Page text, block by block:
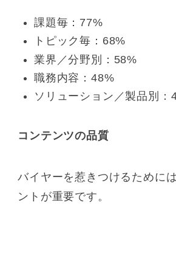
課題毎：77%
トピック毎：68%
業界／分野別：58%
職務内容：48%
ソリューション／製品別：
コンテンツの品質
バイヤーを惹きつけるために
ントが重要です。